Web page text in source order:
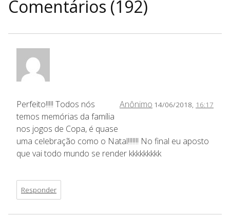
Comentários (192)
Anônimo 14/06/2018, 16:17
Perfeito!!!!! Todos nós
temos memórias da família
nos jogos de Copa, é quase
uma celebração como o Natal!!!!!!! No final eu aposto
que vai todo mundo se render kkkkkkkkk
Responder